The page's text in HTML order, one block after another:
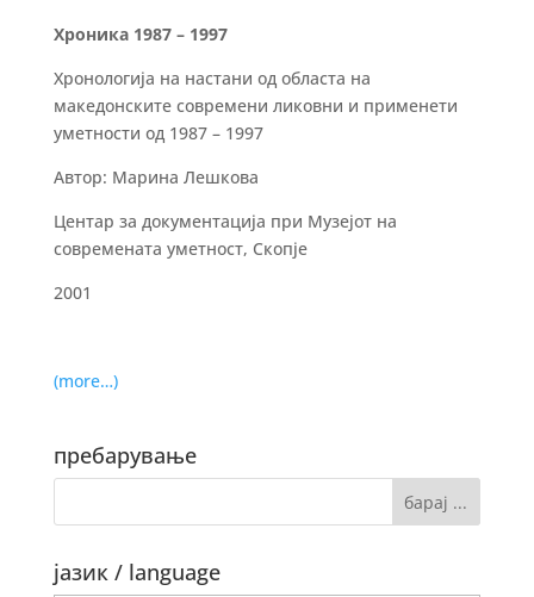
Хроника 1987 – 1997
Хронологија на настани од областа на
македонските современи ликовни и применети
уметности од 1987 – 1997
Автор: Марина Лешкова
Центар за документација при Музејот на
современата уметност, Скопје
2001
(more…)
пребарување
јазик / language